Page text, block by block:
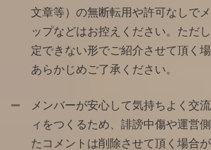
文章等）の無断転用や許可なしで
ップなどはお控えください。ただ
定できない形でご紹介させて頂く
あらかじめご了承ください。
メンバーが安心して気持ちよく交
ィをつくるため、誹謗中傷や運営
たコメントは削除させて頂く場合